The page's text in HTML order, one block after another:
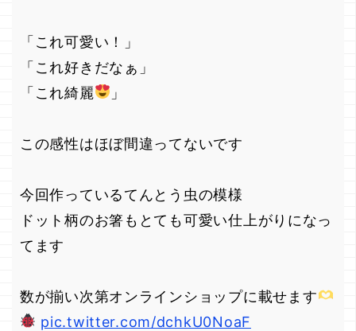
「これ可愛い！」
「これ好きだなぁ」
「これ綺麗
」
この感性はほぼ間違ってないです
今回作っているてんとう虫の模様
ドット柄のお箸もとても可愛い仕上がりになっ
てます
数が揃い次第オンラインショップに載せます
pic.twitter.com/dchkU0NoaF